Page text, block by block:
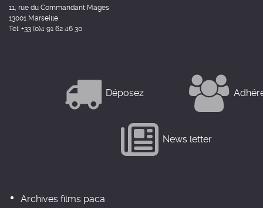
11, rue du Commandant Mages
13001 Marseille
Tél: +33 (0)4 91 62 46 30
Déposez
News letter
Archives films paca